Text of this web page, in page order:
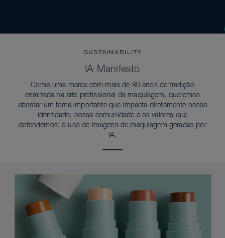
SUSTAINABILITY
IA Manifesto
Como uma marca com mais de 80 anos de tradição
enraizada na arte profissional da maquiagem, queremos
abordar um tema importante que impacta diretamente nossa
identidade, nossa comunidade e os valores que
defendemos: o uso de imagens de maquiagem geradas por
IA.